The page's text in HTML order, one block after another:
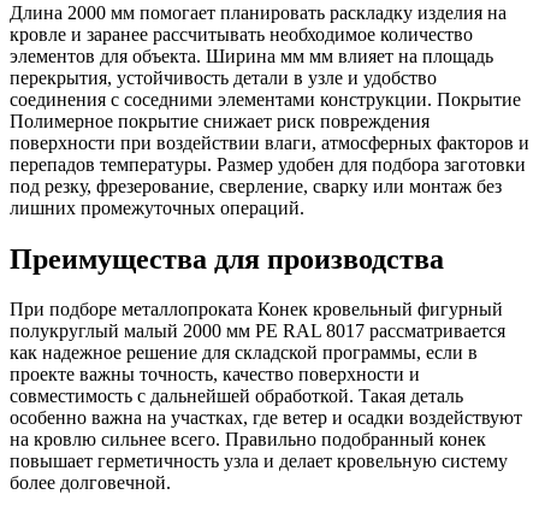
Длина 2000 мм помогает планировать раскладку изделия на
кровле и заранее рассчитывать необходимое количество
элементов для объекта. Ширина мм мм влияет на площадь
перекрытия, устойчивость детали в узле и удобство
соединения с соседними элементами конструкции. Покрытие
Полимерное покрытие снижает риск повреждения
поверхности при воздействии влаги, атмосферных факторов и
перепадов температуры. Размер удобен для подбора заготовки
под резку, фрезерование, сверление, сварку или монтаж без
лишних промежуточных операций.
Преимущества для производства
При подборе металлопроката Конек кровельный фигурный
полукруглый малый 2000 мм PE RAL 8017 рассматривается
как надежное решение для складской программы, если в
проекте важны точность, качество поверхности и
совместимость с дальнейшей обработкой. Такая деталь
особенно важна на участках, где ветер и осадки воздействуют
на кровлю сильнее всего. Правильно подобранный конек
повышает герметичность узла и делает кровельную систему
более долговечной.